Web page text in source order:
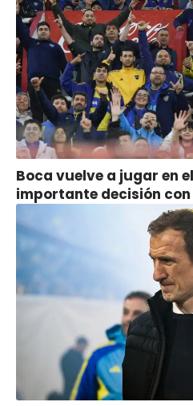
Boca vuelve a jugar en
importante decisión